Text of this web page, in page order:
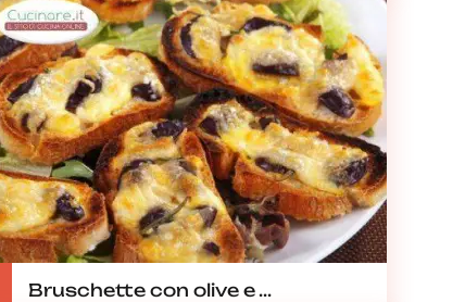
Bruschette con olive e ...